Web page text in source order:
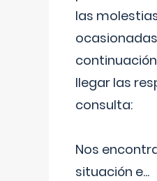
las
llegar las
consulta:
Nos
situación e...